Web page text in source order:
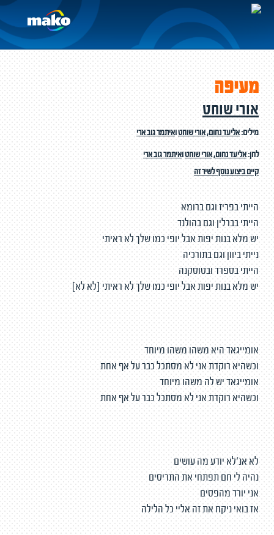
מעיפה
אורי שוחט
מילים:אליעד נחום,אורי שוחטואיתמר גוב ארי
לחן:אליעד נחום,אורי שוחטואיתמר גוב ארי
קיים ביצוע נוסף לשיר זה
הייתי בפריז וגם ברומא
הייתי בברלין וגם בהולנד
יש מלא בנות יפות אבל יופי כמו שלך לא ראיתי
נייתי ביוון וגם בתורכיה
הייתי בספרד ובטוסקנה
יש מלא בנות יפות אבל יופי כמו שלך לא ראיתי [לא לא]
אומייגאד היא משהו משהו מיוחד
וכשהיא רוקדת אני לא מסתכל כבר על אף אחת
אומייגאד יש לה משהו מיוחד
וכשהיא רוקדת אני לא מסתכל כבר על אף אחת
לא אנ׳לא יודע מה עושים
נהיה לי חם תפתחי את התריסים
אני יורד מהפסים
אז בואי ניקח את זה אליי כל הלילה